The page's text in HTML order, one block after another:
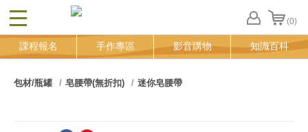
CLOSE (0)
FB
登
課程報名 手作專區 影音購物 知識百科
包材/瓶罐 皂腰帶(無折扣) 迷你皂腰帶